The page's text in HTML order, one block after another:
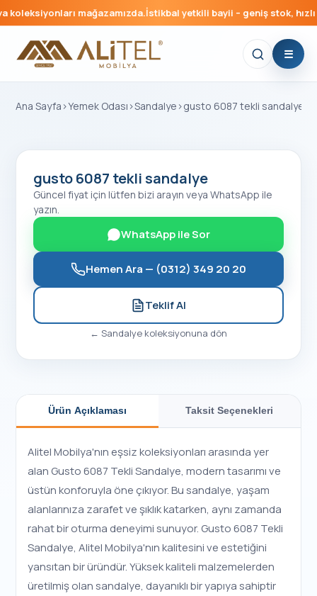
mağazamızda.İstikbal yetkili bayii – geniş stok, hızlı
Ana Sayfa ›Yemek Odası ›Sandalye ›gusto 6087 tekli sandalye
gusto 6087 tekli sandalye
Güncel fiyat için lütfen bizi arayın veya WhatsApp ile
yazın.
WhatsApp ile Sor
Hemen Ara — (0312) 349 20 20
Teklif Al
← Sandalye koleksiyonuna dön
Ürün Açıklaması Taksit Seçenekleri
Alitel Mobilya'nın eşsiz koleksiyonları arasında yer
alan Gusto 6087 Tekli Sandalye, modern tasarımı ve
üstün konforuyla öne çıkıyor. Bu sandalye, yaşam
alanlarınıza zarafet ve şıklık katarken, aynı zamanda
rahat bir oturma deneyimi sunuyor. Gusto 6087 Tekli
Sandalye, Alitel Mobilya'nın kalitesini ve estetiğini
yansıtan bir üründür. Yüksek kaliteli malzemelerden
üretilmiş olan sandalye, dayanıklı bir yapıya sahiptir